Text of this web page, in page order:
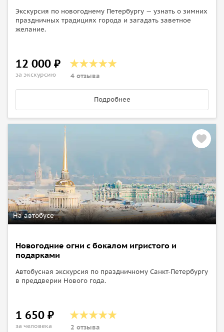
Экскурсия по новогоднему Петербургу — узнать о зимних
праздничных традициях города и загадать заветное
желание.
12 000 ₽
за экскурсию 4 отзыва
Подробнее
На автобусе
Новогодние огни с бокалом игристого и
подарками
Автобусная экскурсия по праздничному Санкт-Петербургу
в преддверии Нового года.
1 650 ₽
за человека 2 отзыва